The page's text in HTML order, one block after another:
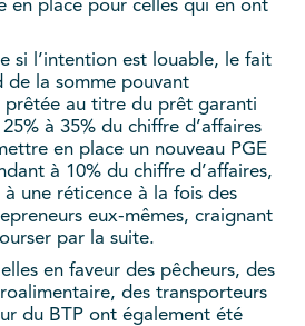
en place pour celles qui en ont
si l’intention est louable, le fait
de la somme pouvant
prêtée au titre du prêt garanti
à 35% du chiffre d’affaires
en place un nouveau PGE
à 10% du chiffre d’affaires,
une réticence à la fois des
eux-mêmes, craignant
par la suite.
en faveur des pêcheurs, des
des transporteurs
du BTP ont également été